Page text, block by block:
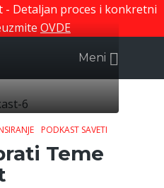
Detaljan proces i konkretni
OVDE
Meni
PODKAST SAVETI
Teme